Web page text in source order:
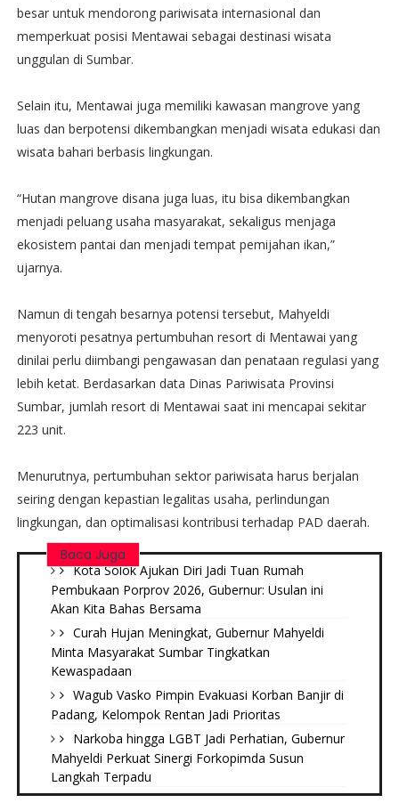
besar untuk mendorong pariwisata internasional dan
memperkuat posisi Mentawai sebagai destinasi wisata
unggulan di Sumbar.
Selain itu, Mentawai juga memiliki kawasan mangrove yang
luas dan berpotensi dikembangkan menjadi wisata edukasi dan
wisata bahari berbasis lingkungan.
“Hutan mangrove disana juga luas, itu bisa dikembangkan
menjadi peluang usaha masyarakat, sekaligus menjaga
ekosistem pantai dan menjadi tempat pemijahan ikan,”
ujarnya.
Namun di tengah besarnya potensi tersebut, Mahyeldi
menyoroti pesatnya pertumbuhan resort di Mentawai yang
dinilai perlu diimbangi pengawasan dan penataan regulasi yang
lebih ketat. Berdasarkan data Dinas Pariwisata Provinsi
Sumbar, jumlah resort di Mentawai saat ini mencapai sekitar
223 unit.
Menurutnya, pertumbuhan sektor pariwisata harus berjalan
seiring dengan kepastian legalitas usaha, perlindungan
lingkungan, dan optimalisasi kontribusi terhadap PAD daerah.
Baca Juga
Kota Solok Ajukan Diri Jadi Tuan Rumah
Pembukaan Porprov 2026, Gubernur: Usulan ini
Akan Kita Bahas Bersama
Curah Hujan Meningkat, Gubernur Mahyeldi
Minta Masyarakat Sumbar Tingkatkan
Kewaspadaan
Wagub Vasko Pimpin Evakuasi Korban Banjir di
Padang, Kelompok Rentan Jadi Prioritas
Narkoba hingga LGBT Jadi Perhatian, Gubernur
Mahyeldi Perkuat Sinergi Forkopimda Susun
Langkah Terpadu